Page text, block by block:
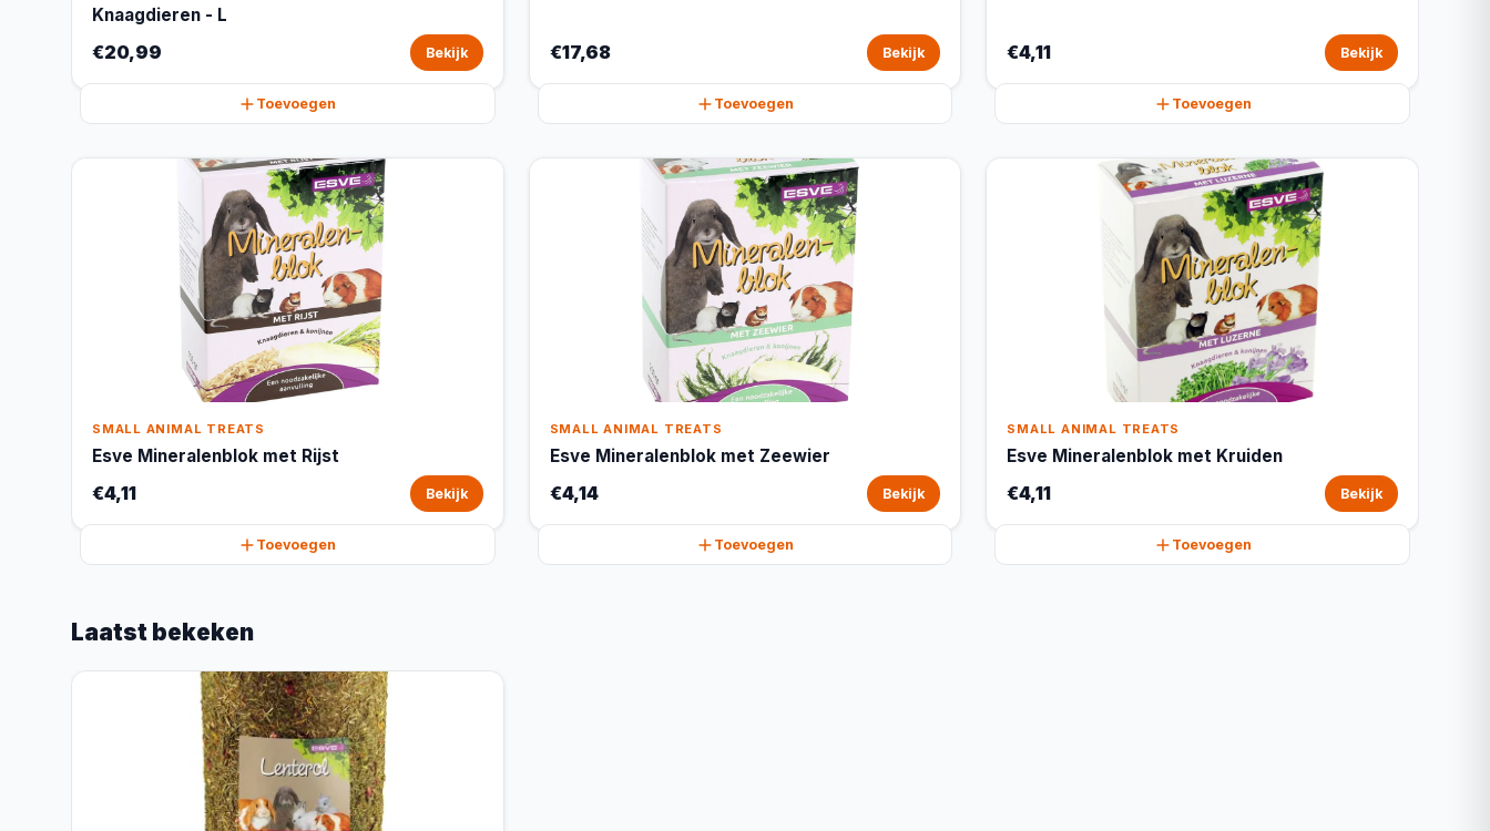
Knaagdieren - L
€20,99 Bekijk
Toevoegen
€17,68 Bekijk
Toevoegen
€4,11 Bekijk
Toevoegen
SMALL ANIMAL TREATS
Esve Mineralenblok met Rijst
€4,11 Bekijk
Toevoegen
SMALL ANIMAL TREATS
Esve Mineralenblok met Zeewier
€4,14 Bekijk
Toevoegen
SMALL ANIMAL TREATS
Esve Mineralenblok met Kruiden
€4,11 Bekijk
Toevoegen
Laatst bekeken